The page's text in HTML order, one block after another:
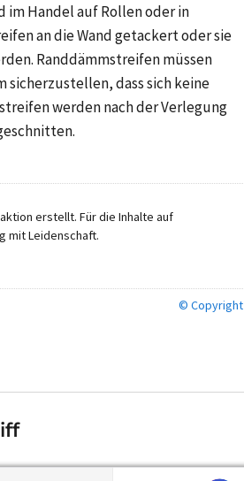
Handel auf Rollen oder in
an die Wand getackert oder sie
Randdämmstreifen müssen
sicherzustellen, dass sich keine
werden nach der Verlegung
erstellt. Für die Inhalte auf
mit Leidenschaft.
© Copyright